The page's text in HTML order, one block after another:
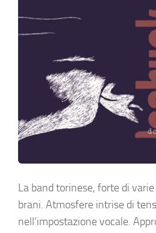
La band torinese, forte di
brani. Atmosfere intrise di
nell’impostazione vocale.